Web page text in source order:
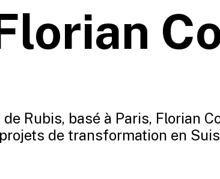
Rubis, basé à Paris, Florian
de transformation en
OUI NON